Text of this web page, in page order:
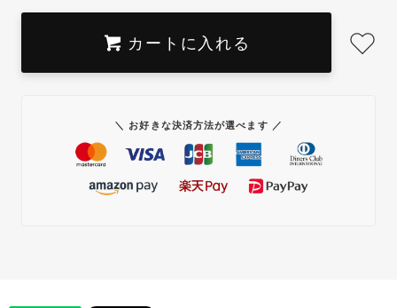
カートに入れる
＼ お好きな決済方法が選べます ／